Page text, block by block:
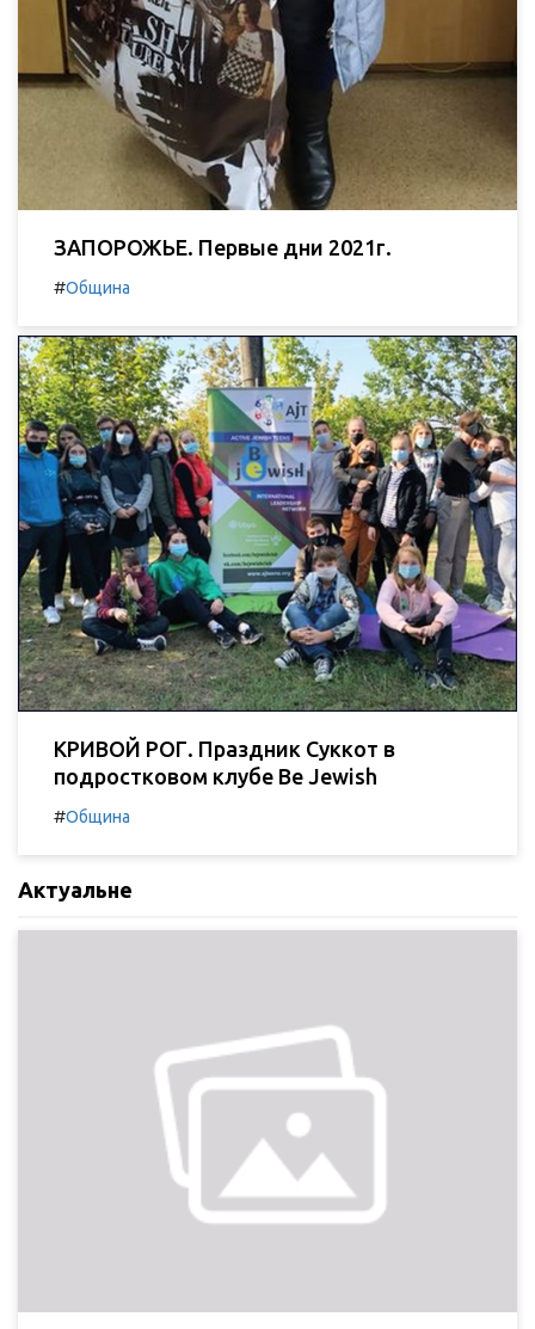
ЗАПОРОЖЬЕ. Первые дни 2021г.
#Община
КРИВОЙ РОГ. Праздник Суккот в
подростковом клубе Be Jewish
#Община
Актуальне